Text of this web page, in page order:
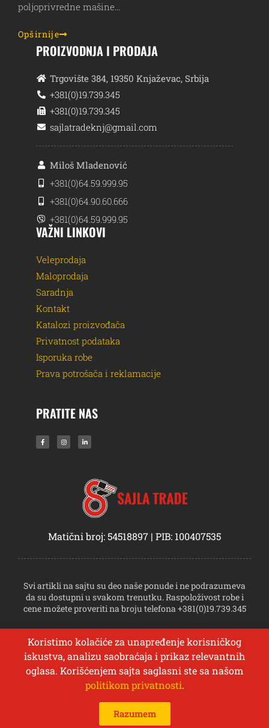
poljoprivredne mašine…
Opširnije
PROIZVODNJA I PRODAJA
Trgovište 384, 19350 Knjaževac, Srbija
+381(0)19.739.345
+381(0)19.739.345
sajlatradeknj@gmail.com
Miloš Mladenović
+381(0)64.59.999.95
+381(0)64.90.60.666
+381(0)64.59.999.95
VAŽNI LINKOVI
Veleprodaja
Maloprodaja
Saradnja
Kontakt
Katalozi proizvođača
Privatnost podataka
Isporuka robe
Prava potrošača i reklamacije
PRATITE NAS
Matični broj: 54518897 | PIB: 100407535
Svi artikli na sajtu su deo naše ponude i ne podrazumeva
da su dostupni u svakom trenutku. Raspoloživost robe i
cene možete proveriti na broju telefona +381(0)19.739.345
© Sva prava zadržava Sajla Trade
Izrada veb sajta:
Koristimo kolačiće za unapređenje korisničkog
iskustva, analizu saobraćaja i prikaz relevantnih
oglasa. Korišćenjem sajta saglasni ste sa našom
politikom privatnosti.
Razumem